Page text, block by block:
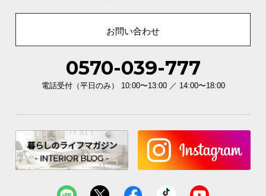
お問い合わせ
0570-039-777
電話受付（平日のみ） 10:00〜13:00 ／ 14:00〜18:00